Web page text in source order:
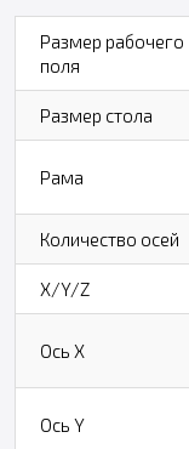
Размер рабочего
поля
Размер стола
Рама
Количество осей
X/Y/Z
Ось X
Ось Y